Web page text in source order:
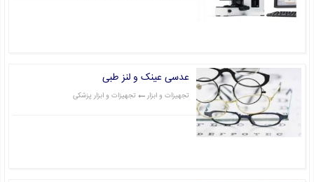
عدسی عینک و لنز طبی
تجهیزات و ابزار تجهیزات و ابزار پزشکی